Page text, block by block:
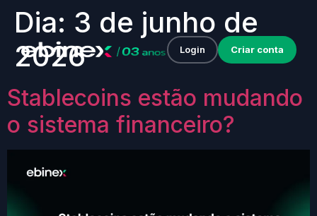
Login Criar conta
Dia: 3 de junho de
2026
Stablecoins estão mudando
o sistema financeiro?